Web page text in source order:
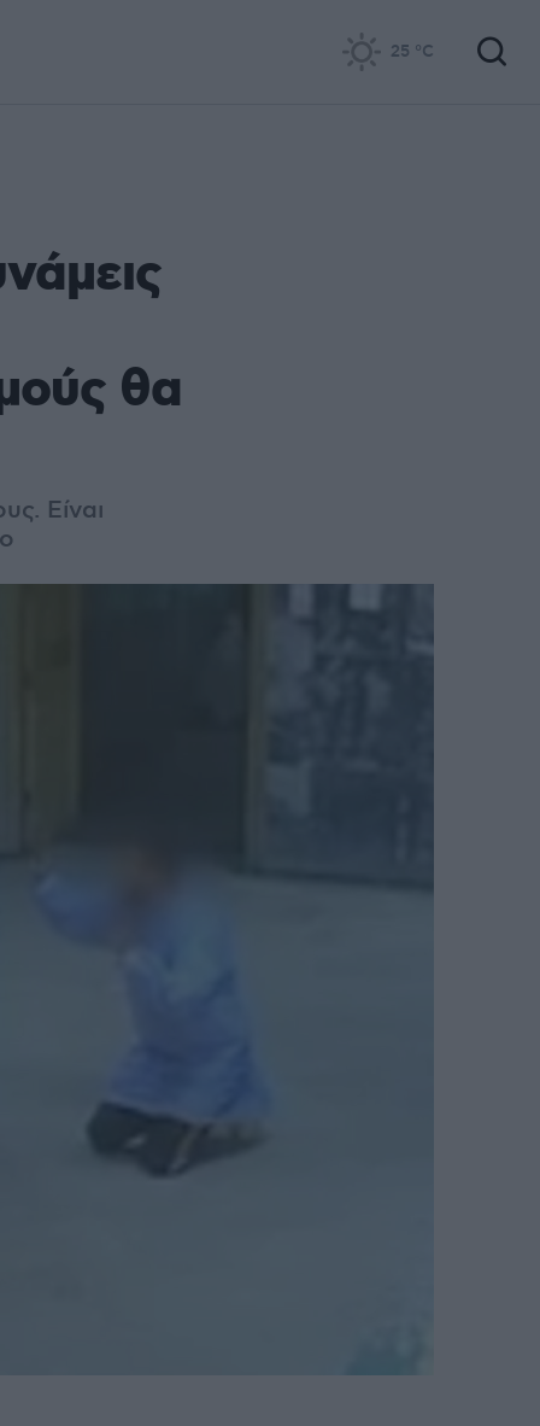
25 °C
θα
Είναι